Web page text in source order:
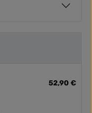
52,90 €